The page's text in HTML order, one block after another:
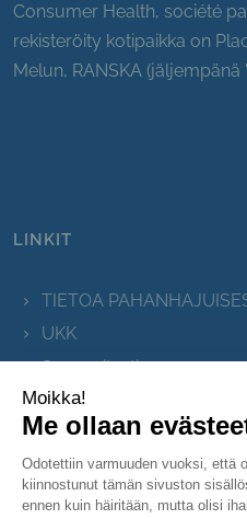
Consumer Health, société
rekisteröity kotipaikka on
Melun, RANSKA (jäljempänä
LINKIT
TIETOA
UKK
Suuvesitesti
Yhteystiedot
Sivukartta
Evästetiedote
Tietosuojailmoitus